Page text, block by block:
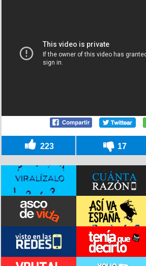
223 17